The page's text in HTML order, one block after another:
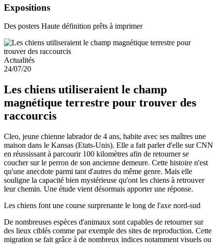
Expositions
Des posters Haute définition prêts à imprimer
Actualités
24/07/20
Les chiens utiliseraient le champ
magnétique terrestre pour trouver des
raccourcis
Cleo, jeune chienne labrador de 4 ans, habite avec ses maîtres une
maison dans le Kansas (Etats-Unis). Elle a fait parler d'elle sur CNN
en réussissant à parcourir 100 kilomètres afin de retourner se
coucher sur le perron de son ancienne demeure. Cette histoire n'est
qu'une anecdote parmi tant d'autres du même genre. Mais elle
souligne la capacité bien mystérieuse qu'ont les chiens à retrouver
leur chemin. Une étude vient désormais apporter une réponse.
Les chiens font une course surprenante le long de l'axe nord-sud
De nombreuses espèces d'animaux sont capables de retourner sur
des lieux ciblés comme par exemple des sites de reproduction. Cette
migration se fait grâce à de nombreux indices notamment visuels ou